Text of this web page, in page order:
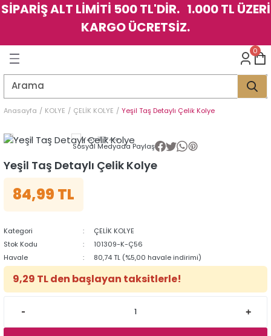
SİPARİŞ ALT LİMİTİ 500 TL'DİR. 1.000 TL ÜZERİ
KARGO ÜCRETSİZ.
Geri Dön
Geri Dön
Geri Dön
Geri Dön
Geri Dön
Geri Dön
0
Anasayfa KOLYE ÇELİK KOLYE Yeşil Taş Detaylı Çelik Kolye
Sosyal Medyada Paylaş
Yeşil Taş Detaylı Çelik Kolye
84,99 TL
Kategori
ÇELİK KOLYE
Stok Kodu
101309-K-Ç56
Havale
80,74 TL (%5,00 havale indirimi)
9,29 TL den başlayan taksitlerle!
Geri Dön
Geri Dön
Geri Dön
Geri Dön
Geri Dön
Geri Dön